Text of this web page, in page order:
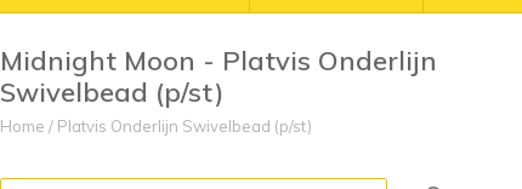
Midnight Moon - Platvis Onderlijn
Swivelbead (p/st)
Home / Platvis Onderlijn Swivelbead (p/st)